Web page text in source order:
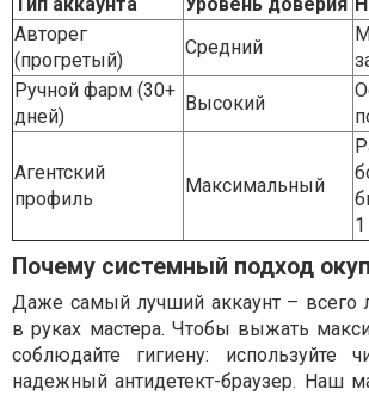
Авторег
(прогретый)
Средний
Ручной фарм (30+
дней)
Высокий
Агентский
профиль
Максимальный
Почему системный подход
Даже самый лучший аккаунт – всего
в руках мастера. Чтобы выжать
соблюдайте гигиену: используйте
надежный антидетект-браузер. Наш